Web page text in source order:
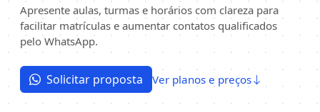
Apresente aulas, turmas e horários com clareza para
facilitar matrículas e aumentar contatos qualificados
pelo WhatsApp.
Solicitar proposta Ver planos e preços